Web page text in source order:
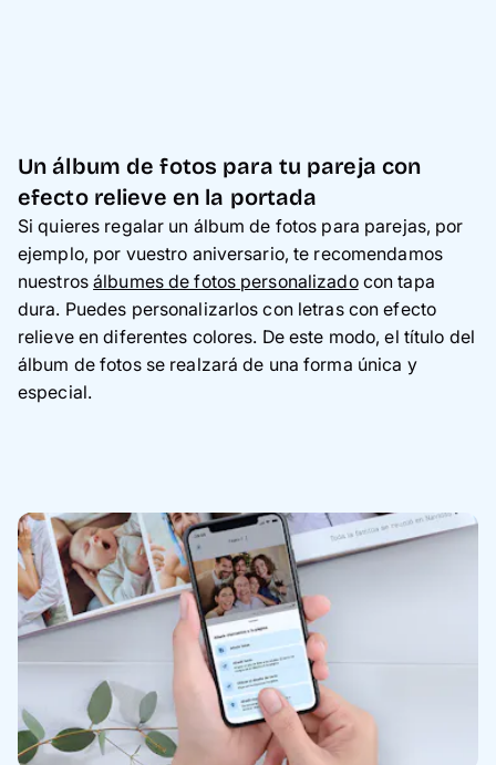
Un álbum de fotos para tu pareja con
efecto relieve en la portada
Si quieres regalar un álbum de fotos para parejas, por
ejemplo, por vuestro aniversario, te recomendamos
nuestrosálbumes de fotos personalizadocon tapa
dura. Puedes personalizarlos con letras con efecto
relieve en diferentes colores. De este modo, el título del
álbum de fotos se realzará de una forma única y
especial.